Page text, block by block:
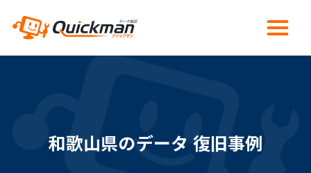
和歌山県のデータ 復旧事例